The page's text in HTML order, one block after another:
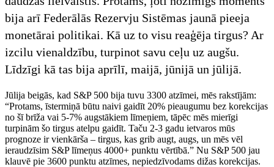
bija arī Federālās Rezervju Sistēmas jaunā pieeja
monetārai politikai. Kā uz to visu reaģēja tirgus? Ar
izcilu vienaldzību, turpinot savu ceļu uz augšu.
Līdzīgi kā tas bija aprīlī, maijā, jūnijā un jūlijā.
Jūlija beigās, kad S&P 500 bija tuvu 3300 atzīmei, mēs rakstījām:
“Protams, īstermiņā būtu naivi gaidīt 20% pieaugumu bez korekcijas
no šī brīža vai 5-7% augstākiem līmeņiem, tāpēc mēs mierīgi
turpinām šo tirgus atelpu gaidīt. Taču 2-3 gadu ietvaros mūs
prognoze ir vienkārša – tirgus, kas grib augt, augs, un mēs vēl
ieraudzīsim S&P līmeņus 4000+ punktu vērtībā.” Nu S&P 500 jau
klauvē pie 3600 punktu atzīmes, nepiedzīvodams dižas korekcijas.